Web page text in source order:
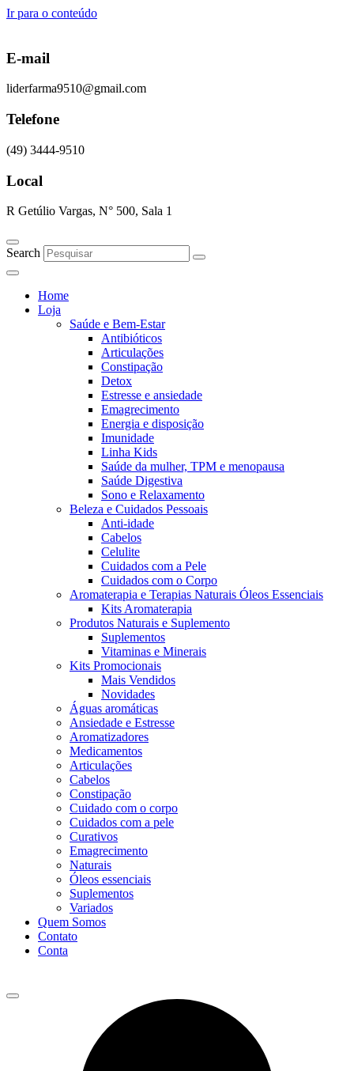
Ir para o conteúdo
E-mail
liderfarma9510@gmail.com
Telefone
(49) 3444-9510
Local
R Getúlio Vargas, N° 500, Sala 1
Search
Home
Loja
Saúde e Bem-Estar
Antibióticos
Articulações
Constipação
Detox
Estresse e ansiedade
Emagrecimento
Energia e disposição
Imunidade
Linha Kids
Saúde da mulher, TPM e menopausa
Saúde Digestiva
Sono e Relaxamento
Beleza e Cuidados Pessoais
Anti-idade
Cabelos
Celulite
Cuidados com a Pele
Cuidados com o Corpo
Aromaterapia e Terapias Naturais Óleos Essenciais
Kits Aromaterapia
Produtos Naturais e Suplemento
Suplementos
Vitaminas e Minerais
Kits Promocionais
Mais Vendidos
Novidades
Águas aromáticas
Ansiedade e Estresse
Aromatizadores
Medicamentos
Articulações
Cabelos
Constipação
Cuidado com o corpo
Cuidados com a pele
Curativos
Emagrecimento
Naturais
Óleos essenciais
Suplementos
Variados
Quem Somos
Contato
Conta